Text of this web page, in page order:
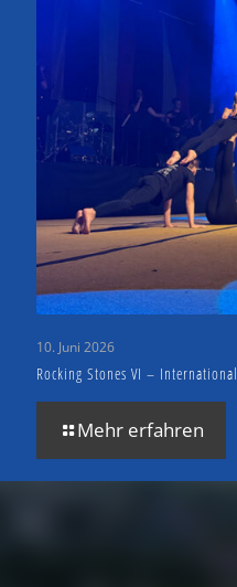
10. Juni 2026
Rocking Stones VI – International
Mehr erfahren